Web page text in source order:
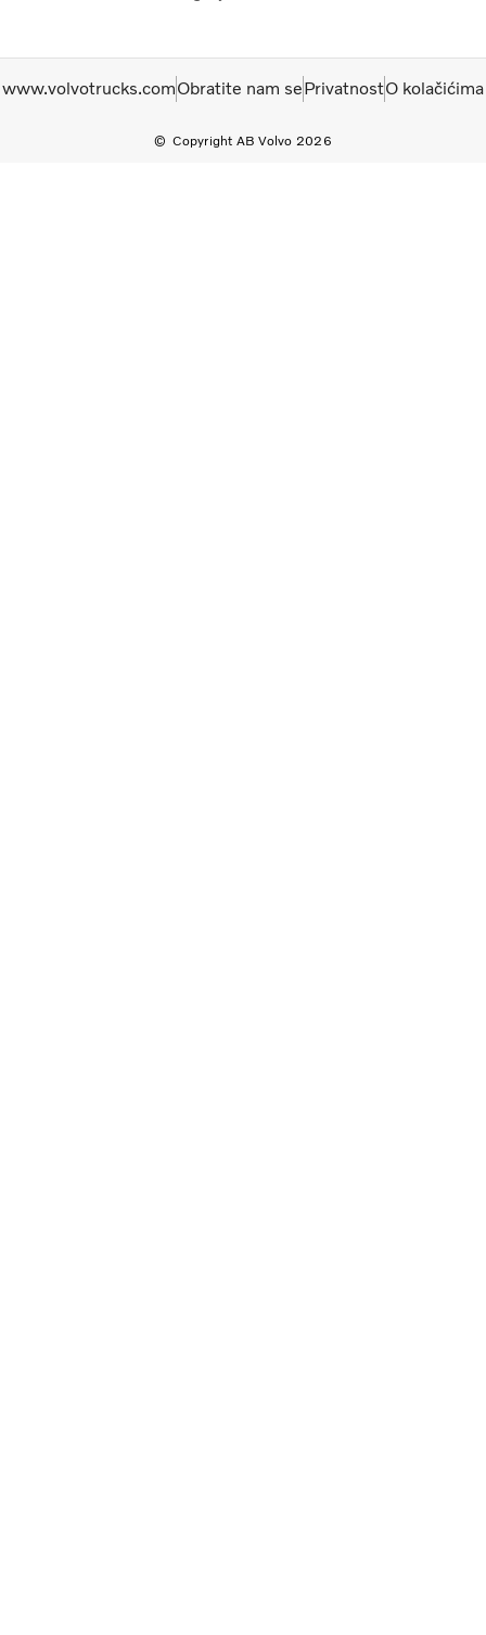
Copyright AB Volvo 2026
www.volvotrucks.comObratite nam sePrivatnostO kolačićima